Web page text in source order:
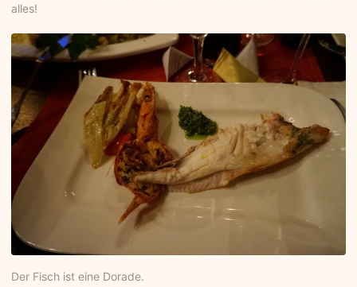
alles!
Der Fisch ist eine Dorade.